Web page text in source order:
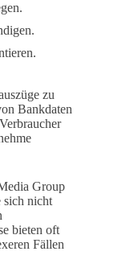
zu
Bankdaten
Group
sich nicht
bieten oft
Fällen